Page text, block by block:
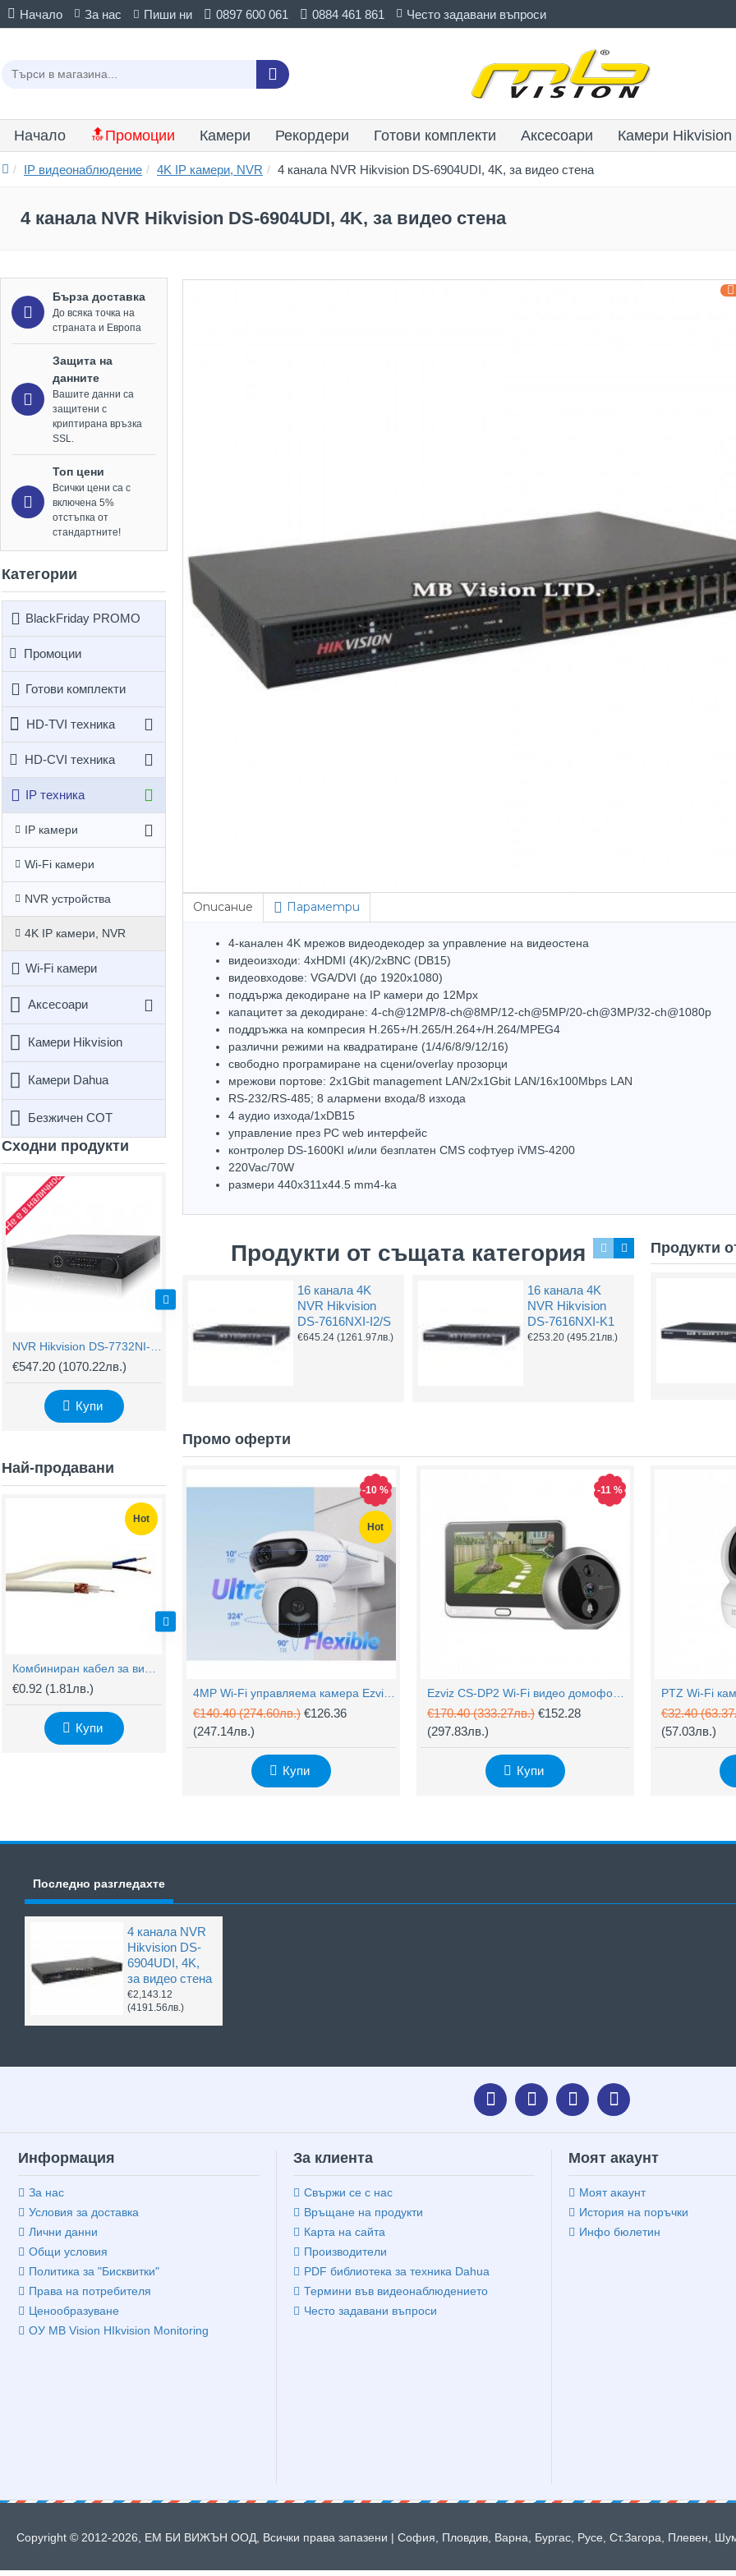
Начало За нас Пиши ни 0897 600 061 0884 461 861 Често задавани въпроси
Начало 🔝Промоции Камери Рекордери Готови комплекти Аксесоари Камери Hikvision
IP видеонаблюдение 4K IP камери, NVR 4 канала NVR Hikvision DS-6904UDI, 4K, за видео стена
4 канала NVR Hikvision DS-6904UDI, 4K, за видео стена
Бърза доставка
До всяка точка на
страната и Европа
Защита на
данните
Вашите данни са
защитени с
криптирана връзка
SSL.
Топ цени
Всички цени са с
включена 5%
отстъпка от
стандартните!
Категории
BlackFriday PROMO
Промоции
Готови комплекти
HD-TVI техника
HD-CVI техника
IP техника
IP камери
Wi-Fi камери
NVR устройства
4K IP камери, NVR
Wi-Fi камери
Аксесоари
Камери Hikvision
Камери Dahua
Безжичен СОТ
Сходни продукти
Не е в наличност
€547.20 (1070.22лв.)
Купи
Top Brand
Hikvision DS-6901UDI 1CH NVR за видео стена
Hot
Най-продавани
Hot
€0.92 (1.81лв.)
Купи
€0.61 (1.20лв.)
Купи
€0.61 (1.20лв.)
Купи
€0.58(1.14лв.) €0.67
Описание Параметри
4-канален 4K мрежов видеодекодер за управление на видеостена
видеоизходи: 4хHDMI (4K)/2xBNC (DB15)
видеовходове: VGA/DVI (до 1920х1080)
поддържа декодиране на IP камери до 12Mpx
капацитет за декодиране: 4-ch@12MP/8-ch@8MP/12-ch@5MP/20-ch@3MP/32-ch@1080p
поддръжка на компресия H.265+/H.265/H.264+/H.264/MPEG4
различни режими на квадратиране (1/4/6/8/9/12/16)
свободно програмиране на сцени/overlay прозорци
мрежови портове: 2х1Gbit management LAN/2x1Gbit LAN/16x100Mbps LAN
RS-232/RS-485; 8 алармени входа/8 изхода
4 аудио изхода/1хDB15
управление през PC web интерфейс
контролер DS-1600KI и/или безплатен CMS софтуер iVMS-4200
220Vac/70W
размери 440х311х44.5 mm4-ka
Продукти от същата категория
16 канала 4K
NVR Hikvision
DS-7616NXI-I2/S
€645.24 (1261.97лв.)
16 канала 4K
NVR Hikvision
DS-7616NXI-K1
€253.20 (495.21лв.)
Продукти
Промо оферти
Hot
-10 %
€140.40(274.60лв.) €126.36
(247.14лв.)
Купи
-11 %
€170.40(333.27лв.) €152.28
(297.83лв.)
Купи
€32.40
(57.03лв.)
Последно разгледахте
4 канала NVR
Hikvision DS-
6904UDI, 4K,
за видео стена
€2,143.12
(4191.56лв.)
Информация
За нас
Условия за доставка
Лични данни
Общи условия
Политика за "Бисквитки"
Права на потребителя
Ценообразуване
ОУ MB Vision HIkvision Monitoring
За клиента
Свържи се с нас
Връщане на продукти
Карта на сайта
Производители
PDF библиотека за техника Dahua
Термини във видеонаблюдението
Често задавани въпроси
Моят акаунт
Моят акаунт
История на поръчки
Инфо бюлетин
Copyright © 2012-2026, ЕМ БИ ВИЖЪН ООД, Всички права запазени | София, Пловдив, Варна, Бургас, Русе, Ст.Загора, Плевен,